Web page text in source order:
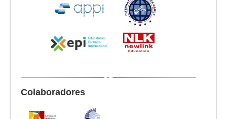
Colaboradores